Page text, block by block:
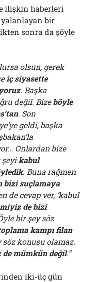
ilişkin haberleri
yalanlayan bir
sonra da şöyle
olsun, gerek
iç siyasette
. Başka
değil. Bizeböyle
. Son
geldi, başka
Onlardan bize
şeyikabul
. Buna rağmen
bizi suçlamaya
de cevap ver, ‘kabul
de bizi
bir şey söz
kampı filan
konusu olamaz.
mümkün değil.”
iki-üç gün